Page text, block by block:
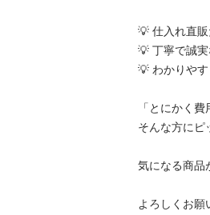
💡 仕入れ直
💡 丁寧で誠
💡 わかりやす
「とにかく
そんな方にピ
気になる商品
よろしくお願